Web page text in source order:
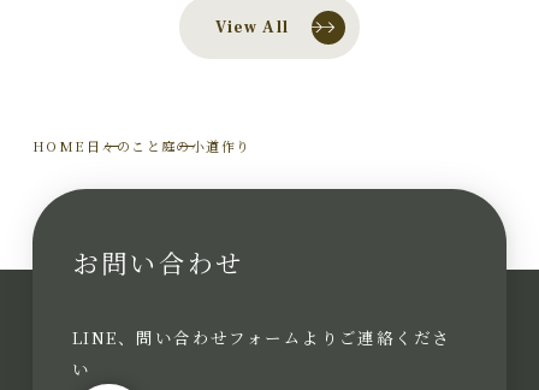
View All
HOME 日々のこと 庭の小道作り
お問い合わせ
LINE、問い合わせフォームよりご連絡くださ
い